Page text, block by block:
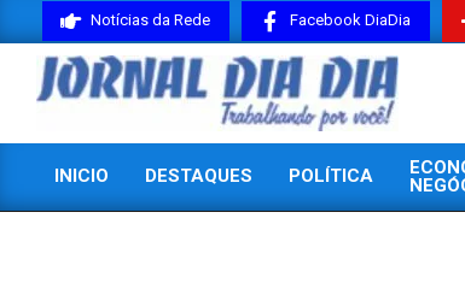
to
content
Notícias da Rede Facebook DiaDia
JORNAL
DIADIA
INICIO DESTAQUES POLÍTICA